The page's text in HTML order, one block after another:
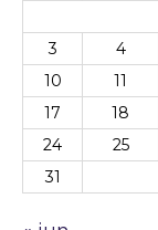
3
4
10
11
17
18
24
25
31